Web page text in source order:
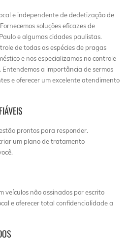
e independente de dedetização de
soluções eficazes de
e algumas cidades paulistas.
de todas as espécies de pragas
e nos especializamos no controle
a importância de sermos
e oferecer um excelente atendimento
prontos para responder.
um plano de tratamento
veículos não assinados por escrito
e oferecer total confidencialidade a